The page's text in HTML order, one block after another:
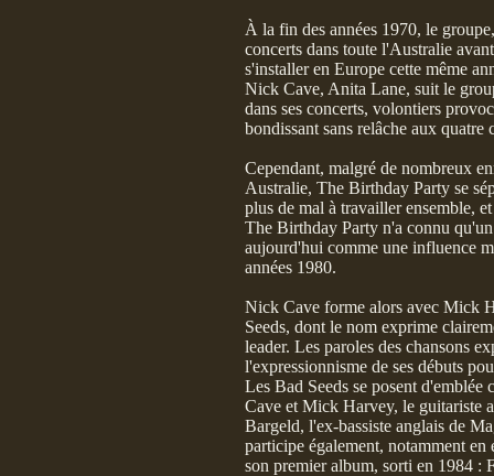
À la fin des années 1970, le
concerts dans toute l'Australie
s'installer en Europe cette même
Nick Cave, Anita Lane, suit le
dans ses concerts, volontiers
bondissant sans relâche aux
Cependant, malgré de nombreux
Australie, The Birthday Party se
plus de mal à travailler ensemble,
The Birthday Party n'a connu
aujourd'hui comme une influence
années 1980.
Nick Cave forme alors avec Mick
Seeds, dont le nom exprime
leader. Les paroles des chansons
l'expressionnisme de ses débuts
Les Bad Seeds se posent
Cave et Mick Harvey, le guitariste
Bargeld, l'ex-bassiste anglais de
participe également, notamment
son premier album, sorti en 1984 :